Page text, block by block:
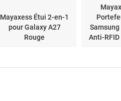
Mayaxess Étui 2-en-1
pour Galaxy A27
Rouge
Anti-